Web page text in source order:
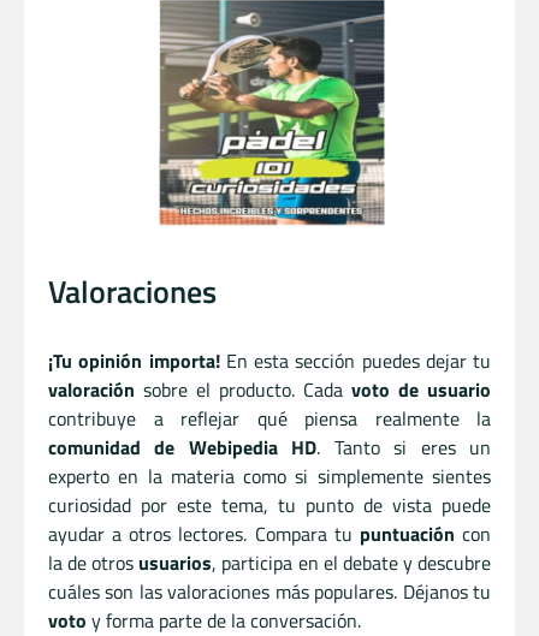
Valoraciones
¡Tu opinión importa!En esta sección puedes dejar tu
valoración sobre el producto. Cada voto de usuario
contribuye a reflejar qué piensa realmente la
comunidad de Webipedia HD. Tanto si eres un
experto en la materia como si simplemente sientes
curiosidad por este tema, tu punto de vista puede
ayudar a otros lectores. Compara tu puntuación con
la de otros usuarios, participa en el debate y descubre
cuáles son las valoraciones más populares. Déjanos tu
voto y forma parte de la conversación.